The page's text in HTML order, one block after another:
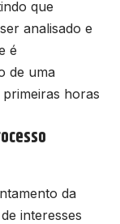
que
analisado e
é
de uma
horas
da
interesses